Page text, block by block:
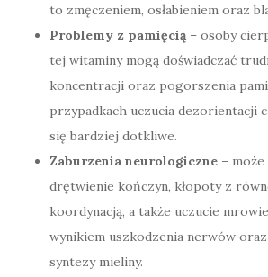
to zmęczeniem, osłabieniem oraz
Problemy z pamięcią – osoby
tej witaminy mogą doświadczać
koncentracji oraz pogorszenia
przypadkach uczucia dezorientacji
się bardziej dotkliwe.
Zaburzenia neurologiczne –
drętwienie kończyn, kłopoty z
koordynacją, a także uczucie
wynikiem uszkodzenia nerwów oraz
syntezy mieliny.